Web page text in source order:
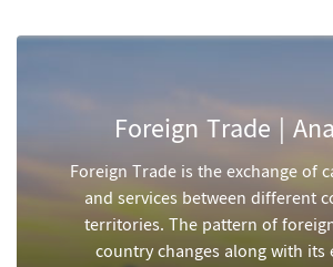
Foreign Trade |
Foreign Trade is the exchange of
and services between different
territories. The pattern of
country changes along with its